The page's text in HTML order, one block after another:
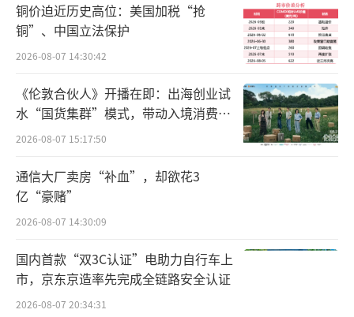
也就是说，老白干酒现在拥有衡水老白
干、文王贡酒、板城烧锅酒、武陵酒、孔府家
月，丰联酒业总资产（未经审计）为48.46亿
元，净资产（未经审计）为23.13亿元。
不过，对于这起收购，业内则观点不一。
有的认为，老白干通过合并丰联酒业旗下的几
个酒厂，有助于实现全国化布局，同时能带来
为12.17亿元，净利润为2.15亿元，分别占老白
干酒当期营收和净利润的49.29%和70.72%。
铜价迫近历史高位：美国加税“抢
铜”、中国立法保护
2026-08-07 14:30:42
《伦敦合伙人》开播在即：出海创业试
水“国货集群”模式，带动入境消费反
向种草
2026-08-07 15:17:50
通信大厂卖房“补血”，却欲花3
亿“豪赌”
2026-08-07 14:30:09
国内首款“双3C认证”电助力自行车上
市，京东京造率先完成全链路安全认证
2026-08-07 20:34:31